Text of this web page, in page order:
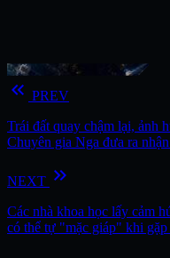
keyboard_double_arrow_left PREV
Trái đất quay chậm lại, ảnh
Chuyên gia Nga đưa ra
NEXT keyboard_double_arrow_right
Các nhà khoa học lấy cảm
có thể tự "mặc giáp" khi